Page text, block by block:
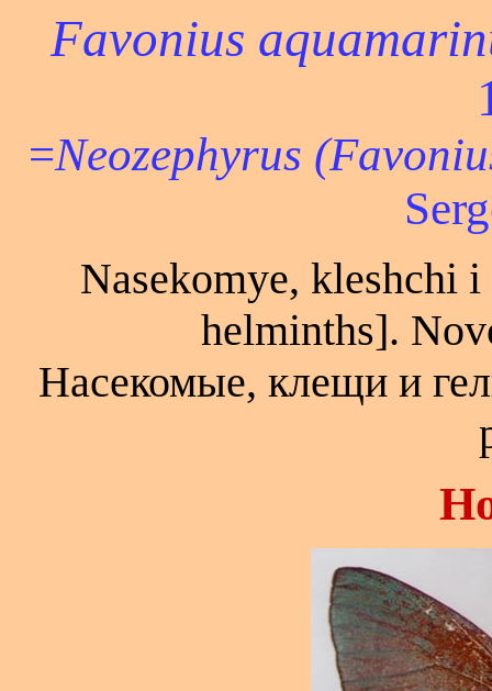
Favonius
=Neozephyrus
Nasekomye, kleshchi
helminths].
Насекомые, клещи и